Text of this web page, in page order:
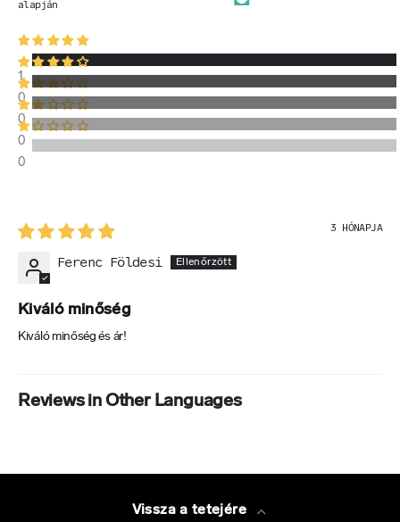
ÖSSZETEVŐ
- Ebből a cukrok:
MENNYISÉG
ÖSSZETEVŐ
MENNYISÉG
6 g
ÖSSZETEVŐ
Rost:
alapján
1
0
0
0
0
3 HÓNAPJA
Ferenc Földesi
Kiváló minőség
Kiváló minőség és ár!
Reviews in Other Languages
Vissza a tetejére